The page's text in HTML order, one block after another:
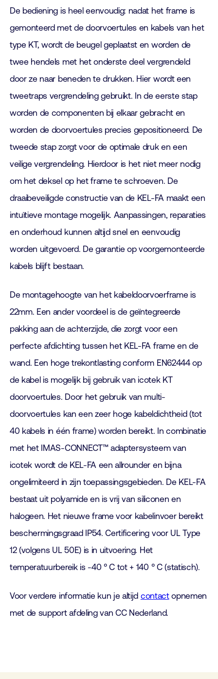
De bediening is heel eenvoudig: nadat het frame is
gemonteerd met de doorvoertules en kabels van het
type KT, wordt de beugel geplaatst en worden de
twee hendels met het onderste deel vergrendeld
door ze naar beneden te drukken. Hier wordt een
tweetraps vergrendeling gebruikt. In de eerste stap
worden de componenten bij elkaar gebracht en
worden de doorvoertules precies gepositioneerd. De
tweede stap zorgt voor de optimale druk en een
veilige vergrendeling. Hierdoor is het niet meer nodig
om het deksel op het frame te schroeven. De
draaibeveiligde constructie van de KEL-FA maakt een
intuïtieve montage mogelijk. Aanpassingen, reparaties
en onderhoud kunnen altijd snel en eenvoudig
worden uitgevoerd. De garantie op voorgemonteerde
kabels blijft bestaan.
De montagehoogte van het kabeldoorvoerframe is
22mm. Een ander voordeel is de geïntegreerde
pakking aan de achterzijde, die zorgt voor een
perfecte afdichting tussen het KEL-FA frame en de
wand. Een hoge trekontlasting conform EN62444 op
de kabel is mogelijk bij gebruik van icotek KT
doorvoertules. Door het gebruik van multi-
doorvoertules kan een zeer hoge kabeldichtheid (tot
40 kabels in één frame) worden bereikt. In combinatie
met het IMAS-CONNECT™ adaptersysteem van
icotek wordt de KEL-FA een allrounder en bijna
ongelimiteerd in zijn toepassingsgebieden. De KEL-FA
bestaat uit polyamide en is vrij van siliconen en
halogeen. Het nieuwe frame voor kabelinvoer bereikt
beschermingsgraad IP54. Certificering voor UL Type
12 (volgens UL 50E) is in uitvoering. Het
temperatuurbereik is -40 ° C tot + 140 ° C (statisch).
Voor verdere informatie kun je altijd contactopnemen
met de support afdeling van CC Nederland.